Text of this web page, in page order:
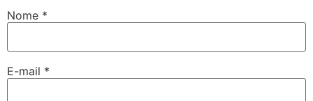
Nome *
E-mail *